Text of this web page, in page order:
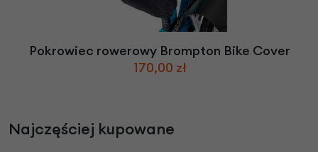
Pokrowiec rowerowy Brompton Bike Cover
170,00 zł
Najczęściej kupowane